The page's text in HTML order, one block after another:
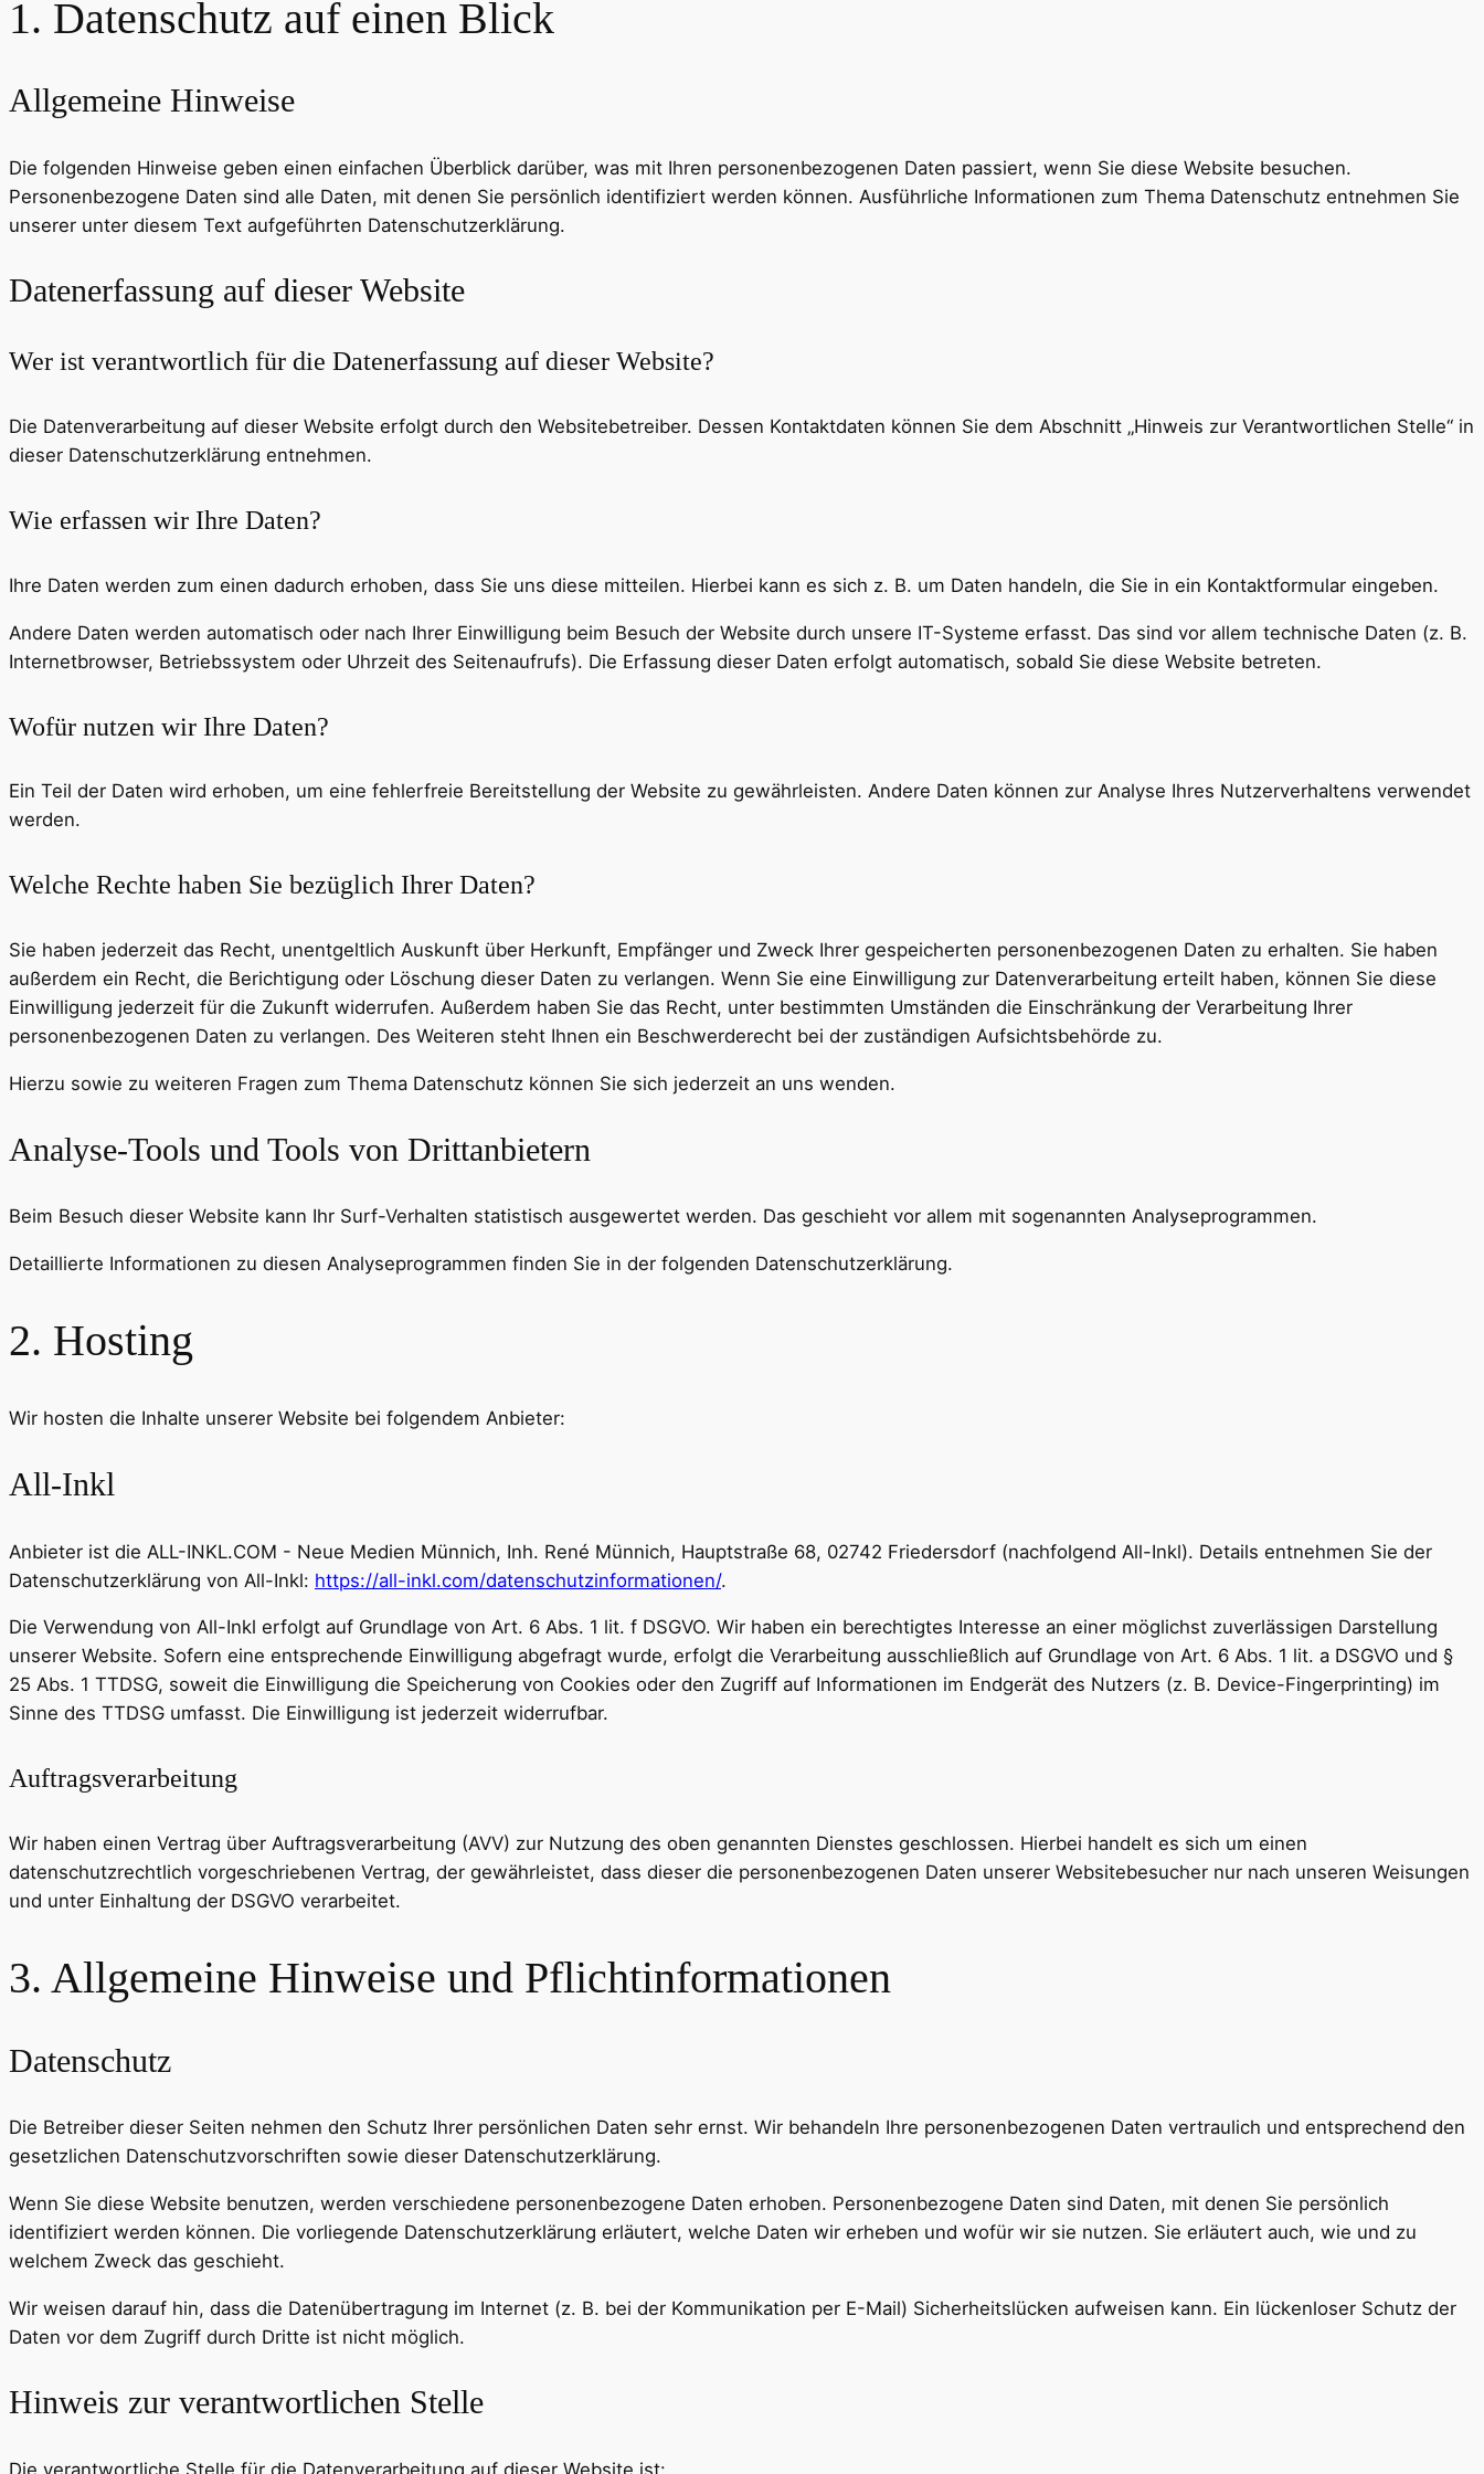
1. Datenschutz auf einen Blick
Allgemeine Hinweise
Die folgenden Hinweise geben einen einfachen Überblick darüber, was mit Ihren personenbezogenen Daten passiert, wenn Sie diese Website besuchen.
Personenbezogene Daten sind alle Daten, mit denen Sie persönlich identifiziert werden können. Ausführliche Informationen zum Thema Datenschutz entnehmen Sie
unserer unter diesem Text aufgeführten Datenschutzerklärung.
Datenerfassung auf dieser Website
Wer ist verantwortlich für die Datenerfassung auf dieser Website?
Die Datenverarbeitung auf dieser Website erfolgt durch den Websitebetreiber. Dessen Kontaktdaten können Sie dem Abschnitt „Hinweis zur Verantwortlichen Stelle“ in
dieser Datenschutzerklärung entnehmen.
Wie erfassen wir Ihre Daten?
Ihre Daten werden zum einen dadurch erhoben, dass Sie uns diese mitteilen. Hierbei kann es sich z. B. um Daten handeln, die Sie in ein Kontaktformular eingeben.
Andere Daten werden automatisch oder nach Ihrer Einwilligung beim Besuch der Website durch unsere IT-Systeme erfasst. Das sind vor allem technische Daten (z. B.
Internetbrowser, Betriebssystem oder Uhrzeit des Seitenaufrufs). Die Erfassung dieser Daten erfolgt automatisch, sobald Sie diese Website betreten.
Wofür nutzen wir Ihre Daten?
Ein Teil der Daten wird erhoben, um eine fehlerfreie Bereitstellung der Website zu gewährleisten. Andere Daten können zur Analyse Ihres Nutzerverhaltens verwendet
werden.
Welche Rechte haben Sie bezüglich Ihrer Daten?
Sie haben jederzeit das Recht, unentgeltlich Auskunft über Herkunft, Empfänger und Zweck Ihrer gespeicherten personenbezogenen Daten zu erhalten. Sie haben
außerdem ein Recht, die Berichtigung oder Löschung dieser Daten zu verlangen. Wenn Sie eine Einwilligung zur Datenverarbeitung erteilt haben, können Sie diese
Einwilligung jederzeit für die Zukunft widerrufen. Außerdem haben Sie das Recht, unter bestimmten Umständen die Einschränkung der Verarbeitung Ihrer
personenbezogenen Daten zu verlangen. Des Weiteren steht Ihnen ein Beschwerderecht bei der zuständigen Aufsichtsbehörde zu.
Hierzu sowie zu weiteren Fragen zum Thema Datenschutz können Sie sich jederzeit an uns wenden.
Analyse-Tools und Tools von Dritt­anbietern
Beim Besuch dieser Website kann Ihr Surf-Verhalten statistisch ausgewertet werden. Das geschieht vor allem mit sogenannten Analyseprogrammen.
Detaillierte Informationen zu diesen Analyseprogrammen finden Sie in der folgenden Datenschutzerklärung.
2. Hosting
Wir hosten die Inhalte unserer Website bei folgendem Anbieter:
All-Inkl
Anbieter ist die ALL-INKL.COM - Neue Medien Münnich, Inh. René Münnich, Hauptstraße 68, 02742 Friedersdorf (nachfolgend All-Inkl). Details entnehmen Sie der
Datenschutzerklärung von All-Inkl: https://all-inkl.com/datenschutzinformationen/.
Die Verwendung von All-Inkl erfolgt auf Grundlage von Art. 6 Abs. 1 lit. f DSGVO. Wir haben ein berechtigtes Interesse an einer möglichst zuverlässigen Darstellung
unserer Website. Sofern eine entsprechende Einwilligung abgefragt wurde, erfolgt die Verarbeitung ausschließlich auf Grundlage von Art. 6 Abs. 1 lit. a DSGVO und §
25 Abs. 1 TTDSG, soweit die Einwilligung die Speicherung von Cookies oder den Zugriff auf Informationen im Endgerät des Nutzers (z. B. Device-Fingerprinting) im
Sinne des TTDSG umfasst. Die Einwilligung ist jederzeit widerrufbar.
Auftragsverarbeitung
Wir haben einen Vertrag über Auftragsverarbeitung (AVV) zur Nutzung des oben genannten Dienstes geschlossen. Hierbei handelt es sich um einen
datenschutzrechtlich vorgeschriebenen Vertrag, der gewährleistet, dass dieser die personenbezogenen Daten unserer Websitebesucher nur nach unseren Weisungen
und unter Einhaltung der DSGVO verarbeitet.
3. Allgemeine Hinweise und Pflicht­informationen
Datenschutz
Die Betreiber dieser Seiten nehmen den Schutz Ihrer persönlichen Daten sehr ernst. Wir behandeln Ihre personenbezogenen Daten vertraulich und entsprechend den
gesetzlichen Datenschutzvorschriften sowie dieser Datenschutzerklärung.
Wenn Sie diese Website benutzen, werden verschiedene personenbezogene Daten erhoben. Personenbezogene Daten sind Daten, mit denen Sie persönlich
identifiziert werden können. Die vorliegende Datenschutzerklärung erläutert, welche Daten wir erheben und wofür wir sie nutzen. Sie erläutert auch, wie und zu
welchem Zweck das geschieht.
Wir weisen darauf hin, dass die Datenübertragung im Internet (z. B. bei der Kommunikation per E-Mail) Sicherheitslücken aufweisen kann. Ein lückenloser Schutz der
Daten vor dem Zugriff durch Dritte ist nicht möglich.
Hinweis zur verantwortlichen Stelle
Die verantwortliche Stelle für die Datenverarbeitung auf dieser Website ist: